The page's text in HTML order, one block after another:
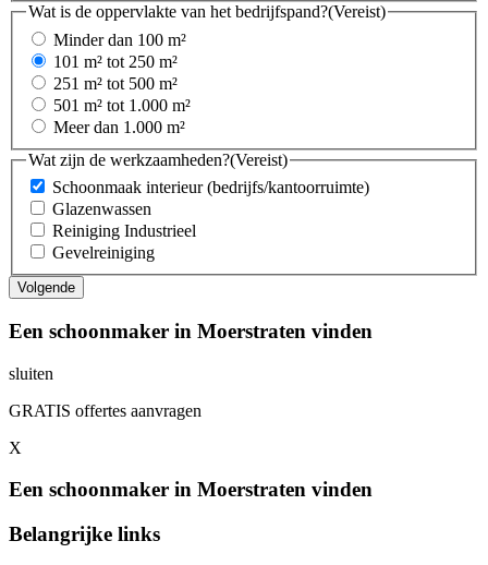
Wat is de oppervlakte van het bedrijfspand?(Vereist)
Minder dan 100 m²
101 m² tot 250 m²
251 m² tot 500 m²
501 m² tot 1.000 m²
Meer dan 1.000 m²
Wat zijn de werkzaamheden?(Vereist)
Schoonmaak interieur (bedrijfs/kantoorruimte)
Glazenwassen
Reiniging Industrieel
Gevelreiniging
Een schoonmaker in Moerstraten vinden
sluiten
GRATIS offertes aanvragen
X
Een schoonmaker in Moerstraten vinden
Belangrijke links